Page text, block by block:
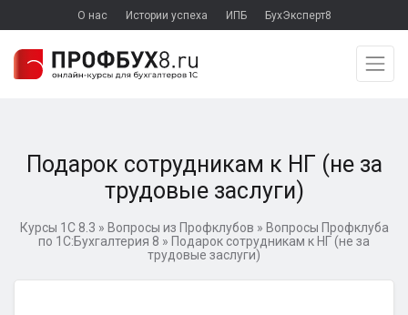
О нас Истории успеха ИПБ БухЭксперт8
Подарок сотрудникам к НГ (не за
трудовые заслуги)
Курсы 1С 8.3 » Вопросы из Профклубов » Вопросы Профклуба
по 1С:Бухгалтерия 8 » Подарок сотрудникам к НГ (не за
трудовые заслуги)